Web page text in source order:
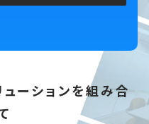
ーションを組み合